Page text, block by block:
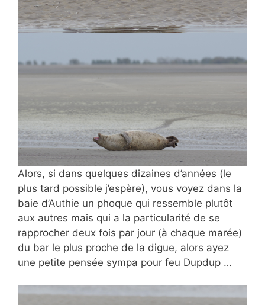
Alors, si dans quelques dizaines d’années (le
plus tard possible j’espère), vous voyez dans la
baie d’Authie un phoque qui ressemble plutôt
aux autres mais qui a la particularité de se
rapprocher deux fois par jour (à chaque marée)
du bar le plus proche de la digue, alors ayez
une petite pensée sympa pour feu Dupdup …